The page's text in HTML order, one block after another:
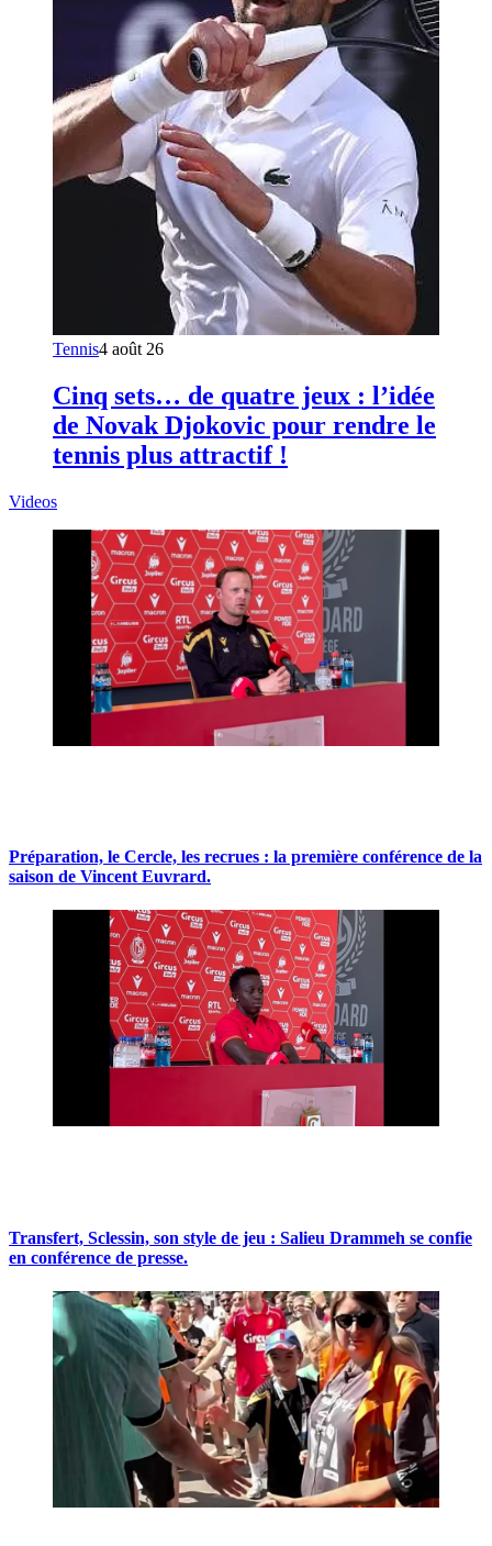
Tennis4 août 26
Cinq sets… de quatre jeux : l’idée
de Novak Djokovic pour rendre le
tennis plus attractif !
Videos
Préparation, le Cercle, les recrues : la première conférence de la
saison de Vincent Euvrard.
Transfert, Sclessin, son style de jeu : Salieu Drammeh se confie
en conférence de presse.